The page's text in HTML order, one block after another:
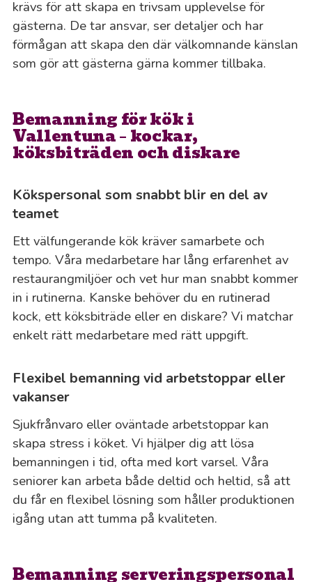
krävs för att skapa en trivsam upplevelse för
gästerna. De tar ansvar, ser detaljer och har
förmågan att skapa den där välkomnande känslan
som gör att gästerna gärna kommer tillbaka.
Bemanning för kök i
Vallentuna – kockar,
köksbiträden och diskare
Kökspersonal som snabbt blir en del av
teamet
Ett välfungerande kök kräver samarbete och
tempo. Våra medarbetare har lång erfarenhet av
restaurangmiljöer och vet hur man snabbt kommer
in i rutinerna. Kanske behöver du en rutinerad
kock, ett köksbiträde eller en diskare? Vi matchar
enkelt rätt medarbetare med rätt uppgift.
Flexibel bemanning vid arbetstoppar eller
vakanser
Sjukfrånvaro eller oväntade arbetstoppar kan
skapa stress i köket. Vi hjälper dig att lösa
bemanningen i tid, ofta med kort varsel. Våra
seniorer kan arbeta både deltid och heltid, så att
du får en flexibel lösning som håller produktionen
igång utan att tumma på kvaliteten.
Bemanning serveringspersonal